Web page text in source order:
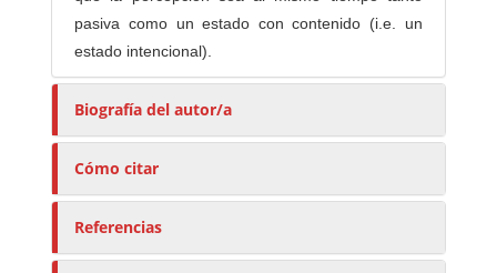
pasiva como un estado con contenido (i.e. un
estado intencional).
Biografía del autor/a
Cómo citar
Referencias